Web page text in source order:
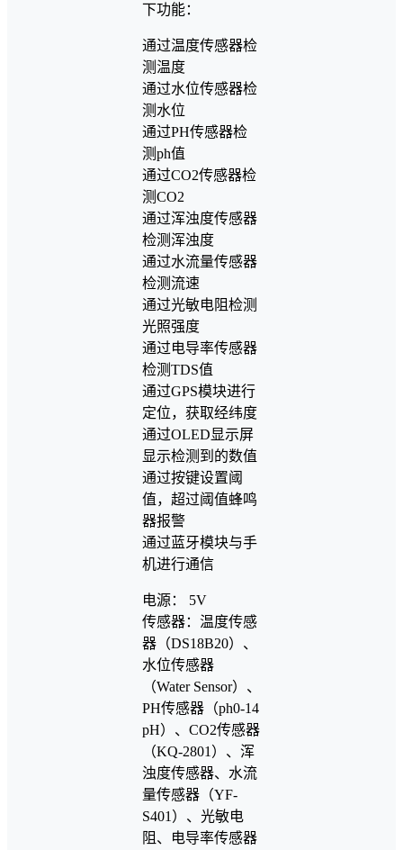
下功能：
通过温度传感器检
测温度
通过水位传感器检
测水位
通过PH传感器检
测ph值
通过CO2传感器检
测CO2
通过浑浊度传感器
检测浑浊度
通过水流量传感器
检测流速
通过光敏电阻检测
光照强度
通过电导率传感器
检测TDS值
通过GPS模块进行
定位，获取经纬度
通过OLED显示屏
显示检测到的数值
通过按键设置阈
值，超过阈值蜂鸣
器报警
通过蓝牙模块与手
机进行通信
电源： 5V
传感器：温度传感
器（DS18B20）、
水位传感器
（Water Sensor）、
PH传感器（ph0-14
pH）、CO2传感器
（KQ-2801）、浑
浊度传感器、水流
量传感器（YF-
S401）、光敏电
阻、电导率传感器